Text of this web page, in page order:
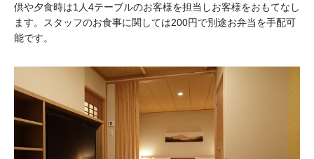
供や夕食時は1人4テーブルのお客様を担当しお客様をおもてなし
ます。スタッフのお食事に関しては200円で別途お弁当を手配可
能です。